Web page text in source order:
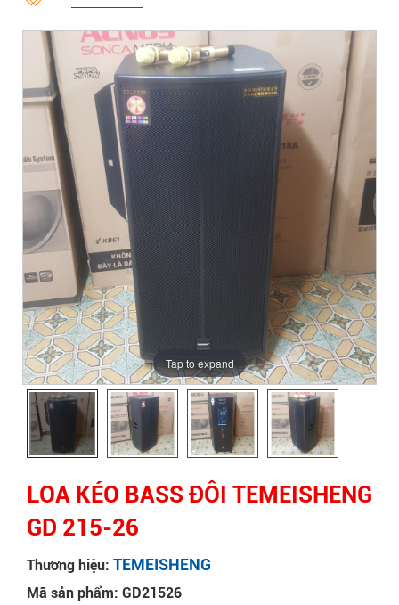
Tap to expand
LOA KÉO BASS ĐÔI TEMEISHENG
GD 215-26
Thương hiệu: TEMEISHENG
Mã sản phẩm: GD21526